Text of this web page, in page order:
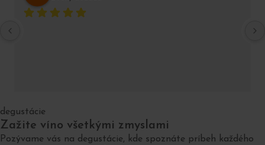
degustácie
Zažite víno všetkými zmyslami
Pozývame vás na degustácie, kde spoznáte príbeh každého